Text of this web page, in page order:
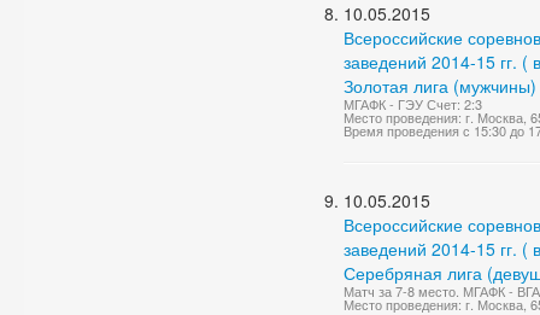
10.05.2015
Всероссийские
заведений 2014-15 гг.
Золотая лига (мужчины)
МГАФК - ГЭУ Счет: 2:3
Место проведения: г. Москва,
Время проведения с 15:30 до
10.05.2015
Всероссийские
заведений 2014-15 гг.
Серебряная лига
Матч за 7-8 место. МГАФК -
Место проведения: г. Москва,